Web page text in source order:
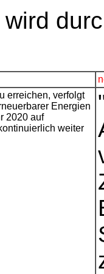
erreichen, verfolgt
Energien
2020 auf
weiter